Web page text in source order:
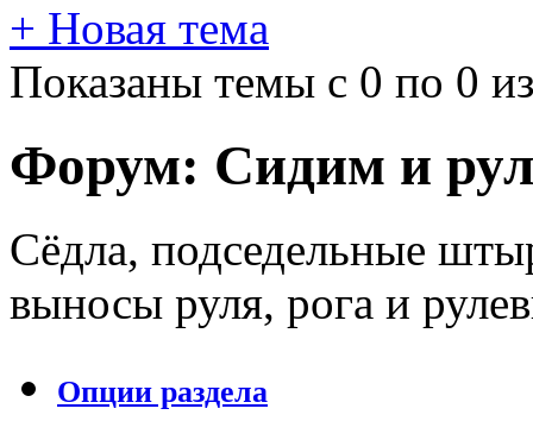
+ Новая тема
Показаны темы с 0 по 0
Форум: Сидим и
Сёдла, подседельные
выносы руля, рога и
Опции раздела